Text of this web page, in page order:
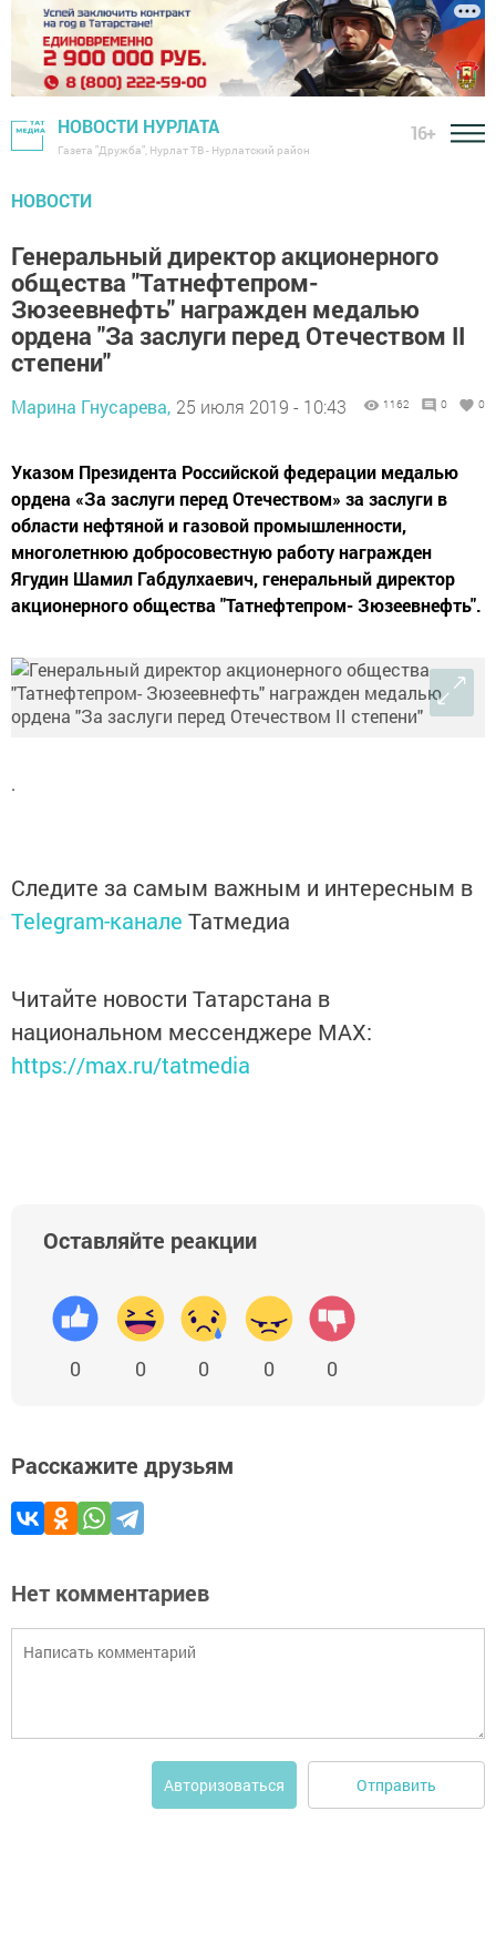
НОВОСТИ НУРЛАТА
Газета "Дружба", Нурлат ТВ - Нурлатский район
16+
НОВОСТИ
Генеральный директор акционерного
общества "Татнефтепром-
Зюзеевнефть" награжден медалью
ордена "За заслуги перед Отечеством II
степени"
Марина Гнусарева, 25 июля 2019 - 10:43 1162 0 0
Указом Президента Российской федерации медалью
ордена «За заслуги перед Отечеством» за заслуги в
области нефтяной и газовой промышленности,
многолетнюю добросовестную работу награжден
Ягудин Шамил Габдулхаевич, генеральный директор
акционерного общества "Татнефтепром- Зюзеевнефть".
.
Следите за самым важным и интересным в
Telegram-канале Татмедиа
Читайте новости Татарстана в
национальном мессенджере MАХ:
https://max.ru/tatmedia
Оставляйте реакции
0 0 0 0 0
Расскажите друзьям
Нет комментариев
Авторизоваться Отправить